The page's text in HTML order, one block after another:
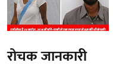
रोचक जानकारी